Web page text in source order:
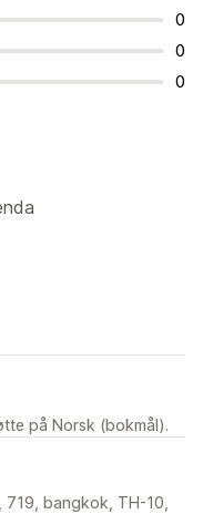
0
0
0
på Norsk (bokmål).
719, bangkok, TH-10,